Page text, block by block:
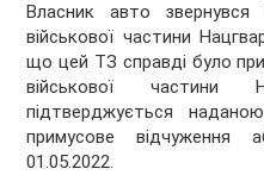
Власник авто
військової частини
що цей ТЗ справді було
військової частини
підтверджується
примусове відчуження
01.05.2022.